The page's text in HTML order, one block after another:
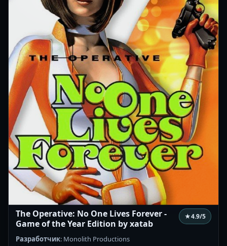
The Operative: No One Lives Forever -
Game of the Year Edition by xatab
★4.9/5
Разработчик: Monolith Productions